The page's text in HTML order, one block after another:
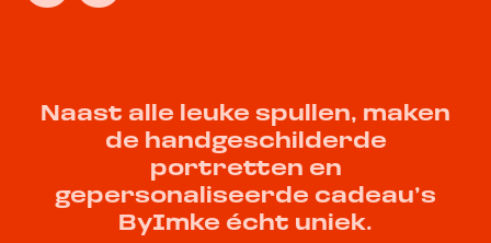
Naast alle leuke spullen, maken
de handgeschilderde
portretten en
gepersonaliseerde cadeau’s
ByImke écht uniek.